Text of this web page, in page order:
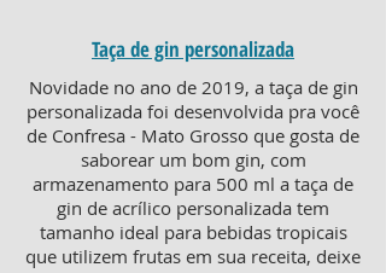
Taça de gin personalizada
Novidade no ano de 2019, a taça de gin
personalizada foi desenvolvida pra você
de Confresa - Mato Grosso que gosta de
saborear um bom gin, com
armazenamento para 500 ml a taça de
gin de acrílico personalizada tem
tamanho ideal para bebidas tropicais
que utilizem frutas em sua receita, deixe